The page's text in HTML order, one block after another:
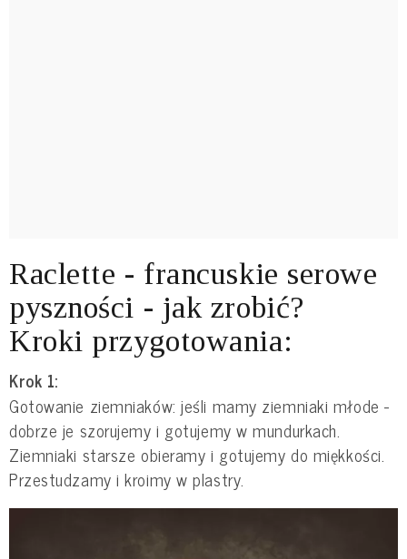
Raclette - francuskie serowe
pyszności - jak zrobić?
Kroki przygotowania:
Krok 1:
Gotowanie ziemniaków: jeśli mamy ziemniaki młode -
dobrze je szorujemy i gotujemy w mundurkach.
Ziemniaki starsze obieramy i gotujemy do miękkości.
Przestudzamy i kroimy w plastry.